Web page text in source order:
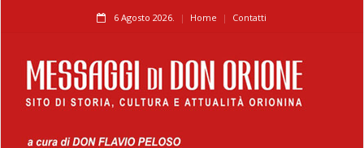
6 Agosto 2026. Home Contatti